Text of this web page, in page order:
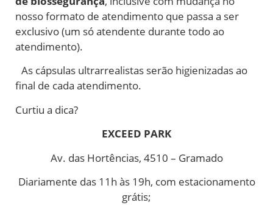
nosso formato de atendimento que passa a ser
exclusivo (um só atendente durante todo ao
atendimento).
As cápsulas ultrarrealistas serão higienizadas ao
final de cada atendimento.
Curtiu a dica?
EXCEED PARK
Av. das Hortências, 4510 – Gramado
Diariamente das 11h às 19h, com estacionamento
grátis;